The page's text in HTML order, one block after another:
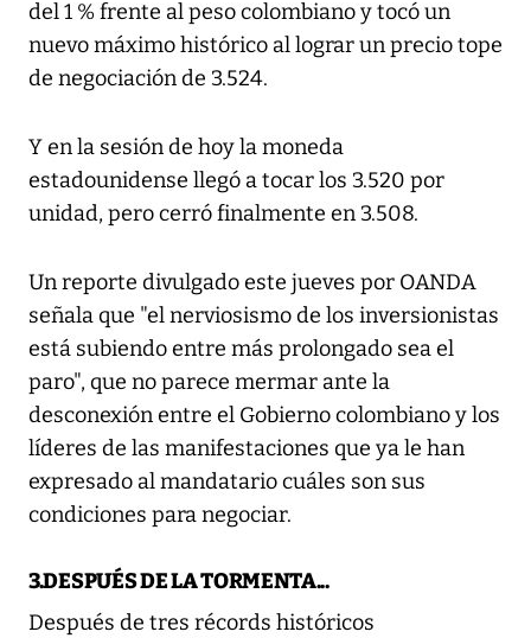
del 1 % frente al peso colombiano y tocó un
nuevo máximo histórico al lograr un precio tope
de negociación de 3.524.
Y en la sesión de hoy la moneda
estadounidense llegó a tocar los 3.520 por
unidad, pero cerró finalmente en 3.508.
Un reporte divulgado este jueves por OANDA
señala que "el nerviosismo de los inversionistas
está subiendo entre más prolongado sea el
paro", que no parece mermar ante la
desconexión entre el Gobierno colombiano y los
líderes de las manifestaciones que ya le han
expresado al mandatario cuáles son sus
condiciones para negociar.
3.DESPUÉS DE LA TORMENTA...
Después de tres récords históricos